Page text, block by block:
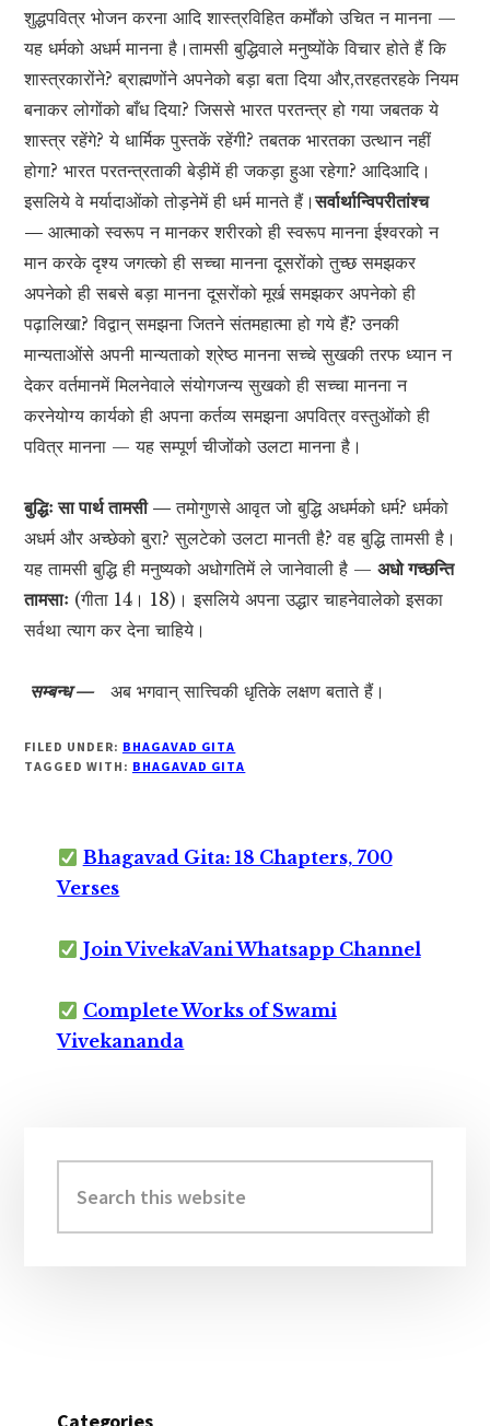
शुद्धपवित्र भोजन करना आदि शास्त्रविहित कर्मोंको उचित न मानना —
यह धर्मको अधर्म मानना है।तामसी बुद्धिवाले मनुष्योंके विचार होते हैं कि
शास्त्रकारोंने? ब्राह्मणोंने अपनेको बड़ा बता दिया और,तरहतरहके नियम
बनाकर लोगोंको बाँध दिया? जिससे भारत परतन्त्र हो गया जबतक ये
शास्त्र रहेंगे? ये धार्मिक पुस्तकें रहेंगी? तबतक भारतका उत्थान नहीं
होगा? भारत परतन्त्रताकी बेड़ीमें ही जकड़ा हुआ रहेगा? आदिआदि।
इसलिये वे मर्यादाओंको तोड़नेमें ही धर्म मानते हैं।सर्वार्थान्विपरीतांश्च
—आत्माको स्वरूप न मानकर शरीरको ही स्वरूप मानना ईश्वरको न
मान करके दृश्य जगत्को ही सच्चा मानना दूसरोंको तुच्छ समझकर
अपनेको ही सबसे बड़ा मानना दूसरोंको मूर्ख समझकर अपनेको ही
पढ़ालिखा? विद्वान् समझना जितने संतमहात्मा हो गये हैं? उनकी
मान्यताओंसे अपनी मान्यताको श्रेष्ठ मानना सच्चे सुखकी तरफ ध्यान न
देकर वर्तमानमें मिलनेवाले संयोगजन्य सुखको ही सच्चा मानना न
करनेयोग्य कार्यको ही अपना कर्तव्य समझना अपवित्र वस्तुओंको ही
पवित्र मानना — यह सम्पूर्ण चीजोंको उलटा मानना है।
बुद्धिः सा पार्थ तामसी —तमोगुणसे आवृत जो बुद्धि अधर्मको धर्म? धर्मको
अधर्म और अच्छेको बुरा? सुलटेको उलटा मानती है? वह बुद्धि तामसी है।
यह तामसी बुद्धि ही मनुष्यको अधोगतिमें ले जानेवाली है —अधो गच्छन्ति
तामसाः (गीता 14। 18)। इसलिये अपना उद्धार चाहनेवालेको इसका
सर्वथा त्याग कर देना चाहिये।
सम्बन्ध — अब भगवान् सात्त्विकी धृतिके लक्षण बताते हैं।
FILED UNDER: BHAGAVAD GITA
TAGGED WITH: BHAGAVAD GITA
Bhagavad Gita: 18 Chapters, 700
Verses
Join VivekaVani Whatsapp Channel
Complete Works of Swami
Vivekananda
Sidebar
this
website
Categories